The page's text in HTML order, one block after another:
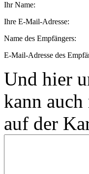
Ihr Name:
Ihre E-Mail-Adresse:
Name des Empfängers:
E-Mail-Adresse des
Und hier
kann
auf der